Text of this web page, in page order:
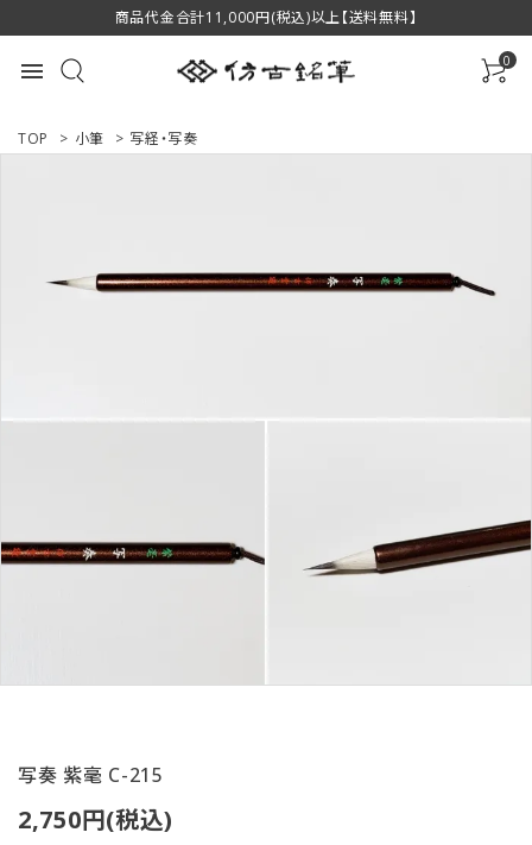
商品代金合計11,000円(税込)以上【送料無料】
menu 0
ご利用ガイド
特定商取引法について
TOP > 小筆 > 写経・写奏
写奏 紫毫 C-215
2,750円(税込)